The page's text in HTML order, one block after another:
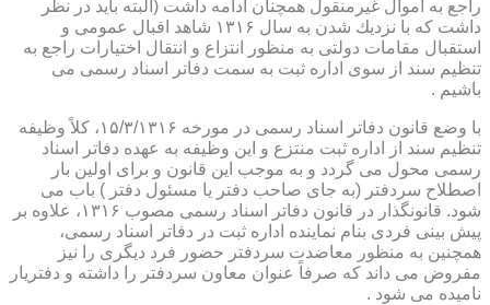
راجع به اموال غیرمنقول همچنان ادامه داشت (البته باید در نظر
داشت كه با نزدیك شدن به سال ۱۳۱۶ شاهد اقبال عمومی و
استقبال مقامات دولتی به منظور انتزاع و انتقال اختیارات راجع به
تنظیم سند از سوی اداره ثبت به سمت دفاتر اسناد رسمی می
باشیم .
با وضع قانون دفاتر اسناد رسمی در مورخه ۱۵/۳/۱۳۱۶، كلاً وظیفه
تنظیم سند از اداره ثبت منتزع و این وظیفه به عهده دفاتر اسناد
رسمی محول می گردد و به موجب این قانون و برای اولین بار
اصطلاح سردفتر (به جای صاحب دفتر یا مسئول دفتر ) باب می
شود. قانونگذار در قانون دفاتر اسناد رسمی مصوب ۱۳۱۶، علاوه بر
پیش بینی فردی بنام نماینده اداره ثبت در دفاتر اسناد رسمی،
همچنین به منظور معاضدت سردفتر حضور فرد دیگری را نیز
مفروض می داند كه صرفاً عنوان معاون سردفتر را داشته و دفتریار
نامیده می شود .